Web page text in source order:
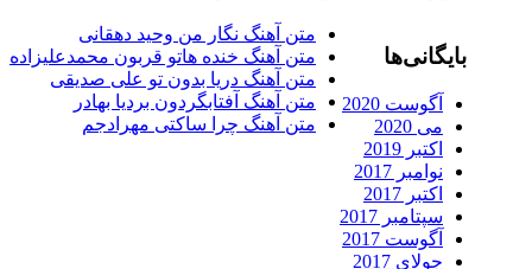
متن آهنگ نگار من وحید دهقانی
متن آهنگ خنده هاتو قربون محمدعلیزاده
متن آهنگ دریا بدون تو علی صدیقی
متن آهنگ آفتابگردون بردیا بهادر
متن آهنگ چرا ساکتی مهرادجم
آگوست 2020
سپتامبر 2017
آگوست 2017